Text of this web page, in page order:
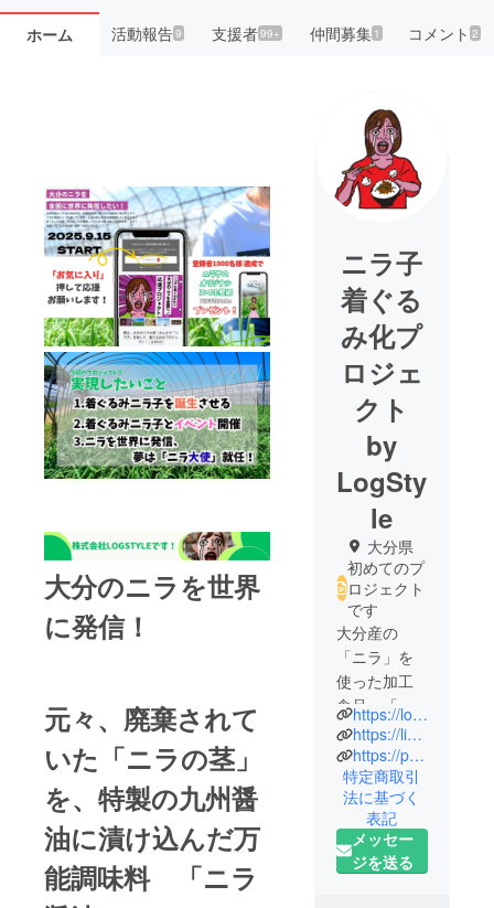
ホーム 活動報告9 支援者99+ 仲間募集 1 コメント2
大分のニラを世界
に発信！
元々、廃棄されて
いた「ニラの茎」
を、特製の九州醤
油に漬け込んだ万
能調味料 「ニラ
ニラ子
着ぐる
み化プ
ロジェ
クト
by
LogSty
le
大分県
初めてのプ
ロジェクト
です
大分産の
「ニラ」を
使った加工
食品、「ニ
ラ醤油」を
使っていま
す！
大分の「ニ
ラ」の消費
量が増えて
https://logstyle-oita.com/
https://line.me/R/ti/p/@sne9392k
https://profu.link/u/logstyle012
特定商取引
法に基づく
表記
メッセー
ジを送る